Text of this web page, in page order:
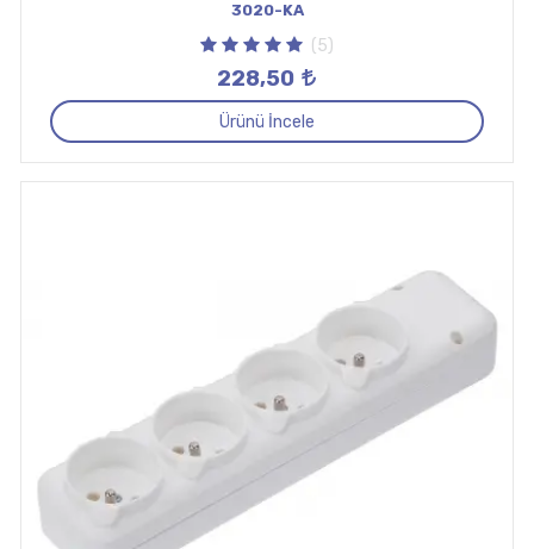
3020-KA
(5)
228,50
Ürünü İncele